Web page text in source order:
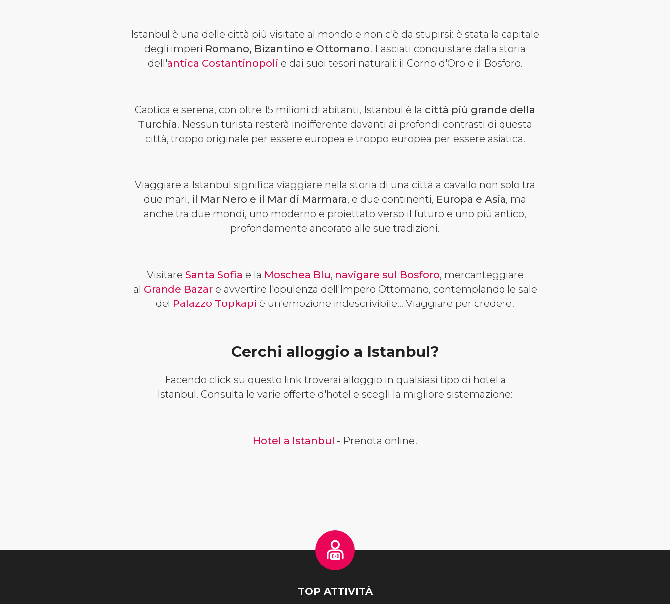
Istanbul è una delle città più visitate al mondo e non c'è da stupirsi: è stata la capitale
degli imperi Romano, Bizantino e Ottomano! Lasciati conquistare dalla storia
dell'antica Costantinopoli e dai suoi tesori naturali: il Corno d'Oro e il Bosforo.
Caotica e serena, con oltre 15 milioni di abitanti, Istanbul è la città più grande della
Turchia. Nessun turista resterà indifferente davanti ai profondi contrasti di questa
città, troppo originale per essere europea e troppo europea per essere asiatica.
Viaggiare a Istanbul significa viaggiare nella storia di una città a cavallo non solo tra
due mari, il Mar Nero e il Mar di Marmara, e due continenti, Europa e Asia, ma
anche tra due mondi, uno moderno e proiettato verso il futuro e uno più antico,
profondamente ancorato alle sue tradizioni.
Visitare Santa Sofia e la Moschea Blu, navigare sul Bosforo, mercanteggiare
al Grande Bazare avvertire l'opulenza dell'Impero Ottomano, contemplando le sale
del Palazzo Topkapi è un'emozione indescrivibile... Viaggiare per credere!
Cerchi alloggio a Istanbul?
Facendo click su questo link troverai alloggio in qualsiasi tipo di hotel a
Istanbul. Consulta le varie offerte d'hotel e scegli la migliore sistemazione:
Hotel a Istanbul - Prenota online!
TOP ATTIVITÀ